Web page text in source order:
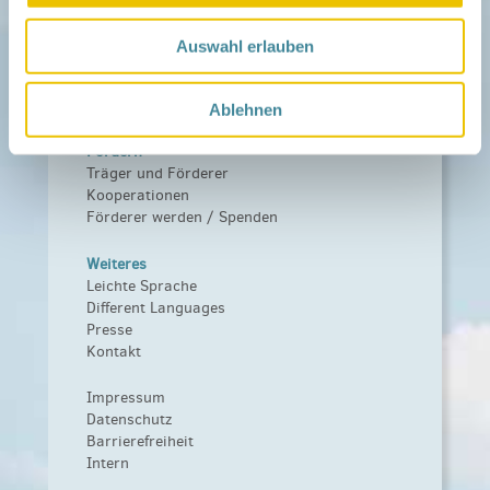
Auswahl erlauben
Ablehnen
Netzwerk
Über das Netzwerk
Infopool
Fördern
Träger und Förderer
Kooperationen
Förderer werden / Spenden
Weiteres
Leichte Sprache
Different Languages
Presse
Kontakt
Impressum
Datenschutz
Barrierefreiheit
Intern